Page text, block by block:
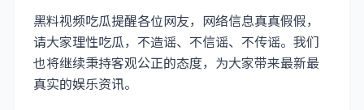
黑料视频吃瓜提醒各位网友，网络信息真真假假，
请大家理性吃瓜，不造谣、不信谣、不传谣。我们
也将继续秉持客观公正的态度，为大家带来最新最
真实的娱乐资讯。